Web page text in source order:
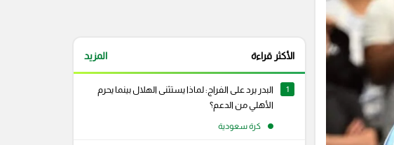
الأكثر قراءة المزيد
1
البدر يرد على الفراج: لماذا يستثنى الهلال بينما يحرم
الأهلي من الدعم؟
كرة سعودية